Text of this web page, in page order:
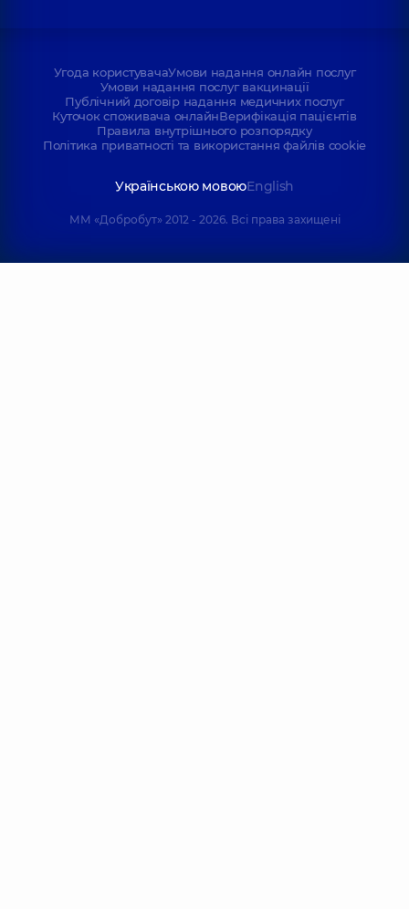
Угода користувачаУмови надання онлайн послуг
Умови надання послуг вакцинації
Публічний договір надання медичних послуг
Куточок споживача онлайнВерифікація пацієнтів
Правила внутрішнього розпорядку
Політика приватності та використання файлів cookie
Українською мовоюEnglish
ММ «Добробут» 2012 - 2026. Всі права захищені